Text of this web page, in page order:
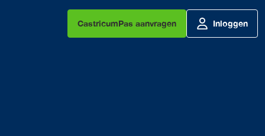
CastricumPas aanvragen Inloggen